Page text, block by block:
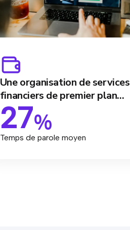
Une organisation de services
financiers de premier plan...
27%
Temps de parole moyen